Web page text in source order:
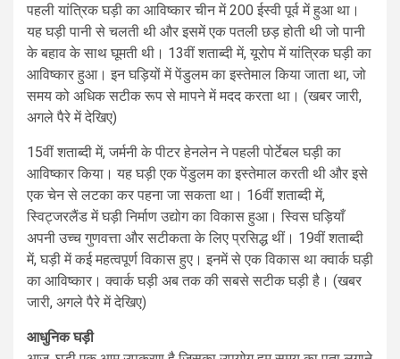
पहली यांत्रिक घड़ी का आविष्कार चीन में 200 ईस्वी पूर्व में हुआ था।
यह घड़ी पानी से चलती थी और इसमें एक पतली छड़ होती थी जो पानी
के बहाव के साथ घूमती थी। 13वीं शताब्दी में, यूरोप में यांत्रिक घड़ी का
आविष्कार हुआ। इन घड़ियों में पेंडुलम का इस्तेमाल किया जाता था, जो
समय को अधिक सटीक रूप से मापने में मदद करता था। (खबर जारी,
अगले पैरे में देखिए)
15वीं शताब्दी में, जर्मनी के पीटर हेनलेन ने पहली पोर्टेबल घड़ी का
आविष्कार किया। यह घड़ी एक पेंडुलम का इस्तेमाल करती थी और इसे
एक चेन से लटका कर पहना जा सकता था। 16वीं शताब्दी में,
स्विट्जरलैंड में घड़ी निर्माण उद्योग का विकास हुआ। स्विस घड़ियाँ
अपनी उच्च गुणवत्ता और सटीकता के लिए प्रसिद्ध थीं। 19वीं शताब्दी
में, घड़ी में कई महत्वपूर्ण विकास हुए। इनमें से एक विकास था क्वार्क घड़ी
का आविष्कार। क्वार्क घड़ी अब तक की सबसे सटीक घड़ी है। (खबर
जारी, अगले पैरे में देखिए)
आधुनिक घड़ी